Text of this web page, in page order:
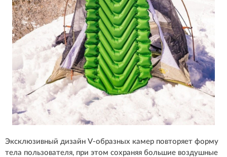
Эксклюзивный дизайн V-образных камер повторяет форму
тела пользователя, при этом сохраняя большие воздушные